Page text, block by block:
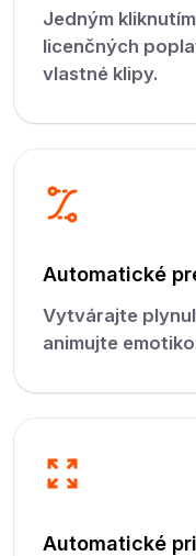
Jedným
licenčných
vlastné klipy.
Automatické
Vytvárajte
animujte
Automatické